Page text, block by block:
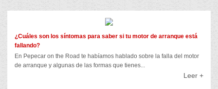
¿Cuáles son los síntomas para saber si tu motor de arranque está
fallando?
En Pepecar on the Road te habíamos hablado sobre la falla del motor
de arranque y algunas de las formas que tienes...
Leer +